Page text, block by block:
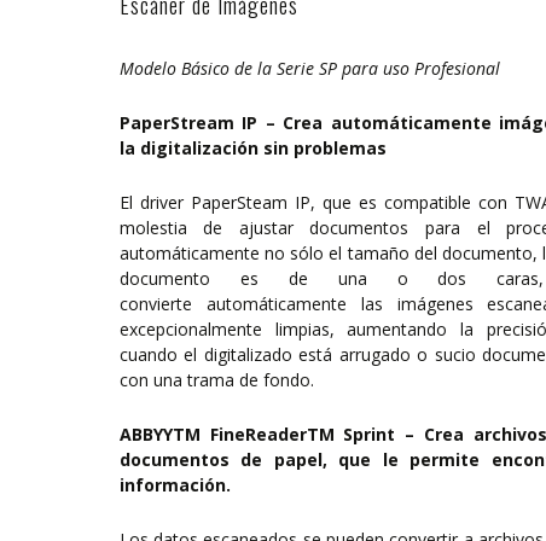
Modelo Básico de la Serie SP para uso Profesional
PaperStream IP – Crea automáticamente
la digitalización sin problemas
El driver PaperSteam IP, que es compatible con
molestia de ajustar documentos para el
automáticamente no sólo el tamaño del documento,
documento es de una o dos caras,
convierte automáticamente las imágenes
excepcionalmente limpias, aumentando la
cuando el digitalizado está arrugado o sucio
con una trama de fondo.
ABBYYTM FineReaderTM Sprint – Crea
documentos de papel, que le permite
información.